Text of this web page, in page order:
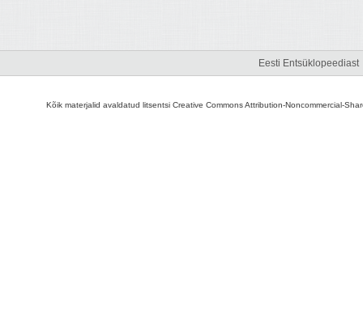
Eesti Entsüklopeediast
Kõik materjalid avaldatud litsentsi Creative Commons Attribution-Noncommercial-